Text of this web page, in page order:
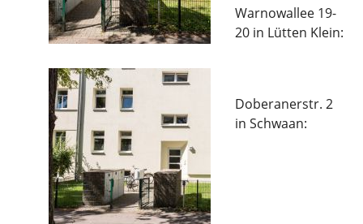
Warnowallee 19-
20 in Lütten Klein:
Doberanerstr. 2
in Schwaan: